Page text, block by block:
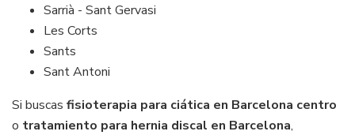
Sarrià - Sant Gervasi
Les Corts
Sants
Sant Antoni
Si buscas fisioterapia para ciática en Barcelona centro
o tratamiento para hernia discal en Barcelona,